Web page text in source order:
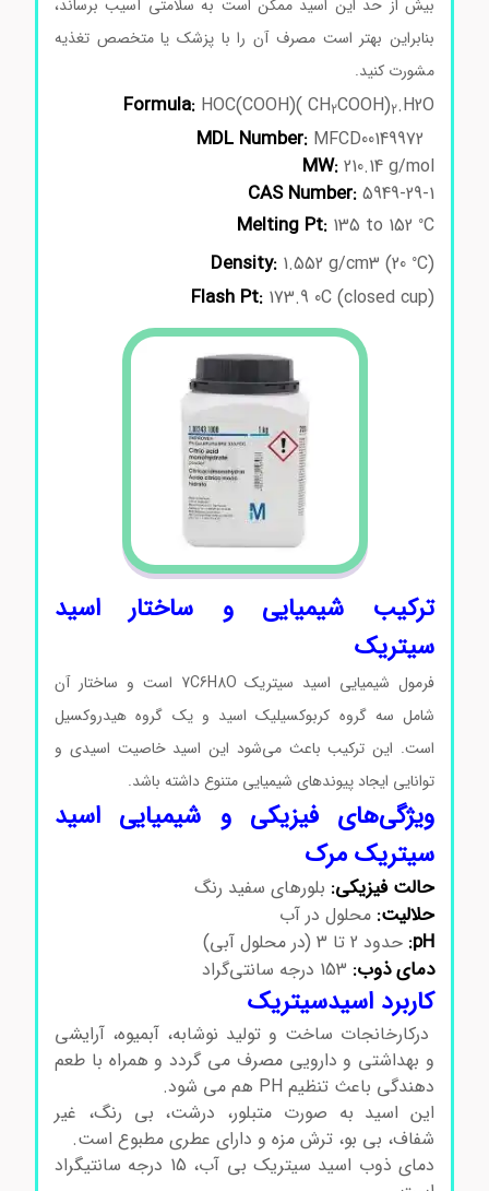
بیش از حد این اسید ممکن است به سلامتی آسیب برساند،
بنابراین بهتر است مصرف آن را با پزشک یا متخصص تغذیه
مشورت کنید.
Formula:HOC(COOH)( CH2COOH)2.H2O
MFCD00149972
MW:210.14 g/mol
CAS Number:5949-29-1
Melting Pt:135 to 152
Density:1.552 g/cm3 (20
Flash Pt:173.9 0C (closed cup
ترکیب شیمیایی و ساختار اسید
سیتریک
فرمول شیمیایی اسید سیتریک 7C6H 8O
است و ساختار آن
شامل سه گروه کربوکسیلیک اسید و یک گروه هیدروکسیل
است. این ترکیب باعث می‌شود این اسید خاصیت اسیدی و
توانایی ایجاد پیوندهای شیمیایی متنوع داشته باشد.
ویژگی‌های فیزیکی و شیمیایی اسید
سیتریک مرک
حالت فیزیکی:بلورهای سفید رنگ
حلالیت:محلول در آب
حدود 2 تا 3 (در محلول آبی)
دمای ذوب:153 درجه سانتی‌گراد
کاربرد اسیدسیتریک
درکارخانجات ساخت و تولید نوشابه، آبمیوه، آرایشی
و بهداشتی و دارویی مصرف می گردد و همراه با طعم
دهندگی باعث تنظیم PH هم می شود.
این اسید به صورت متبلور، درشت، بی رنگ، غیر
شفاف، بی بو، ترش مزه و دارای عطری مطبوع است.
دمای ذوب اسید سیتریک بی آب، 15 درجه سانتیگراد